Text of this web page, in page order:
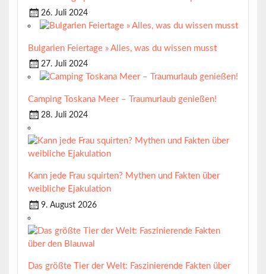
26. Juli 2024
Bulgarien Feiertage » Alles, was du wissen musst
27. Juli 2024
Camping Toskana Meer – Traumurlaub genießen!
28. Juli 2024
Kann jede Frau squirten? Mythen und Fakten über
weibliche Ejakulation
9. August 2026
Das größte Tier der Welt: Faszinierende Fakten über